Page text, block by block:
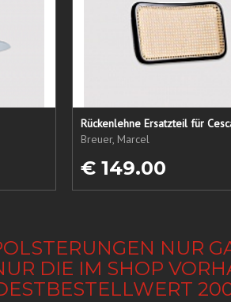
Rückenlehne Ersatzteil für
Breuer, Marcel
€ 149.00
NUR
DIE IM SHOP